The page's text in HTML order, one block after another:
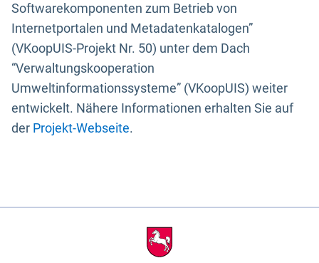
Softwarekomponenten zum Betrieb von
Internetportalen und Metadatenkatalogen”
(VKoopUIS-Projekt Nr. 50) unter dem Dach
“Verwaltungskooperation
Umweltinformationssysteme” (VKoopUIS) weiter
entwickelt. Nähere Informationen erhalten Sie auf
der Projekt-Webseite.